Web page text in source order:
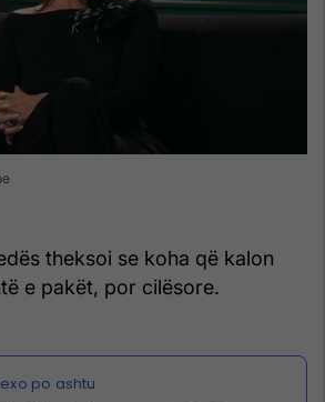
theksoi se koha që kalon
e pakët, por cilësore.